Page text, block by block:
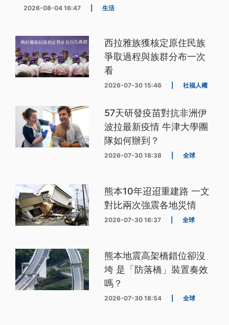
2026-08-04 16:47 生活
西拉雅族獲核定原住民族
爭取過程與族群分布一次
看
2026-07-30 15:46 社福人權
57天研發疫苗對抗非洲伊
波拉最新疫情 牛津大學團
隊如何辦到？
2026-07-30 18:38 全球
熊本10年迢迢重建路 一文
對比兩次強震各地災情
2026-07-30 16:37 全球
熊本地震高架橋錯位卻沒
垮 是「防落橋」裝置奏效
嗎？
2026-07-30 18:54 全球